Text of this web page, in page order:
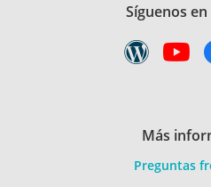
Síguenos
Más
Preguntas